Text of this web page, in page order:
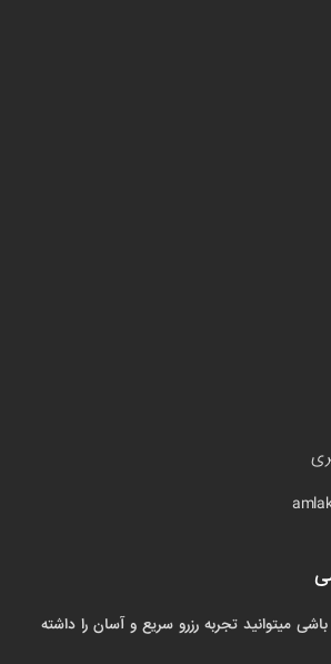
میتوانید تجربه رزرو سریع و آسان را داشته